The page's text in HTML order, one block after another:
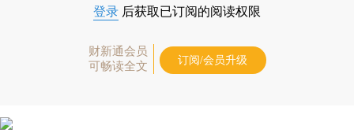
登录 后获取已订阅的阅读权限
财新通会员
可畅读全文
订阅/会员升级